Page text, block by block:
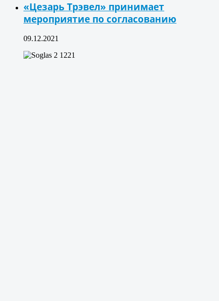
«Цезарь Трэвел» принимает
мероприятие по согласованию
09.12.2021